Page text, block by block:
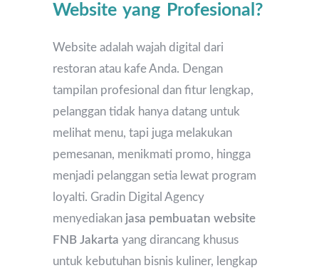
Website yang Profesional?
Website adalah wajah digital dari
restoran atau kafe Anda. Dengan
tampilan profesional dan fitur lengkap,
pelanggan tidak hanya datang untuk
melihat menu, tapi juga melakukan
pemesanan, menikmati promo, hingga
menjadi pelanggan setia lewat program
loyalti. Gradin Digital Agency
menyediakan jasa pembuatan website
FNB Jakarta yang dirancang khusus
untuk kebutuhan bisnis kuliner, lengkap